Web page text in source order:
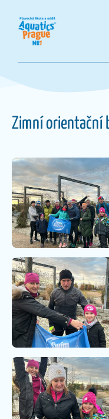
Zimní orientační